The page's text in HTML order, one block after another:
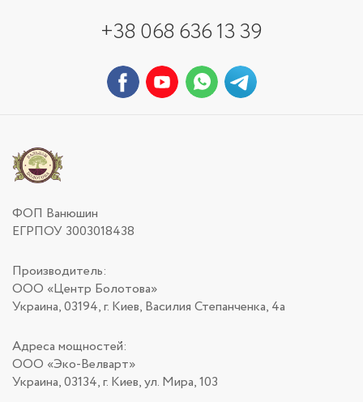
+38 068 636 13 39
ФОП Ванюшин
ЕГРПОУ 3003018438
Производитель:
ООО «Центр Болотова»
Украина, 03194, г. Киев, Василия Степанченка, 4а
Адреса мощностей:
ООО «Эко-Велварт»
Украина, 03134, г. Киев, ул. Мира, 103